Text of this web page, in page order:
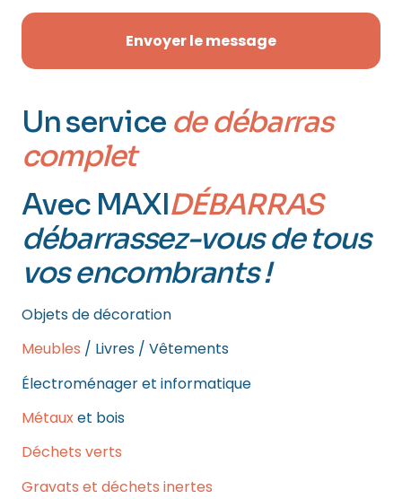
Envoyer le message
Un service de débarras
complet
Avec MAXIDÉBARRAS
débarrassez-vous de tous
vos encombrants !
Objets de décoration
Meubles / Livres / Vêtements
Électroménager et informatique
Métauxet bois
Déchets verts
Gravats et déchets inertes